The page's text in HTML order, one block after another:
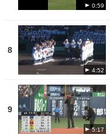
0:59
8
4:52
9
5:17